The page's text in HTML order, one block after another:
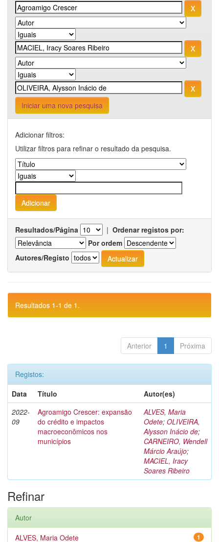
Iniciar uma nova pesquisa
Adicionar filtros:
Utilizar filtros para refinar o resultado da pesquisa.
Resultados/Página | Ordenar registos por:
Por ordem
Autores/Registo
Resultados 1-1 de 1.
Anterior 1 Próxima
Registos:
Data
Título
Autor(es)
2022-
09
Agroamigo Crescer: expansão
do crédito e impactos
macroeconômicos nos
municípios
ALVES, Maria
Odete; OLIVEIRA,
Alysson Inácio de;
CARNEIRO, Wendell
Márcio Araújo;
MACIEL, Iracy
Soares Ribeiro
Refinar
Autor
1
ALVES, Maria Odete